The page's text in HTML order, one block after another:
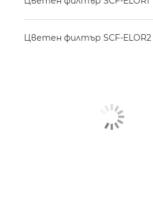
Цветен филтър SCF-ELOR2